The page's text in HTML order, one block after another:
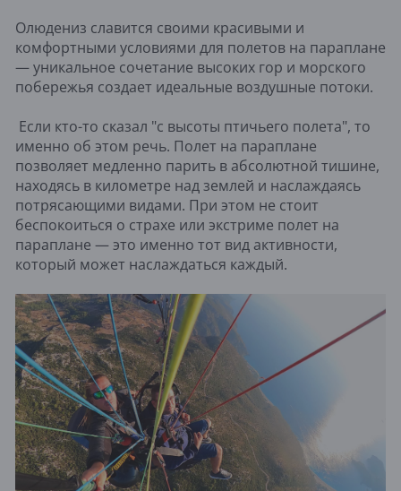
Олюдениз славится своими красивыми и
комфортными условиями для полетов на параплане
— уникальное сочетание высоких гор и морского
побережья создает идеальные воздушные потоки.
Если кто-то сказал "с высоты птичьего полета", то
именно об этом речь. Полет на параплане
позволяет медленно парить в абсолютной тишине,
находясь в километре над землей и наслаждаясь
потрясающими видами. При этом не стоит
беспокоиться о страхе или экстриме полет на
параплане — это именно тот вид активности,
который может наслаждаться каждый.